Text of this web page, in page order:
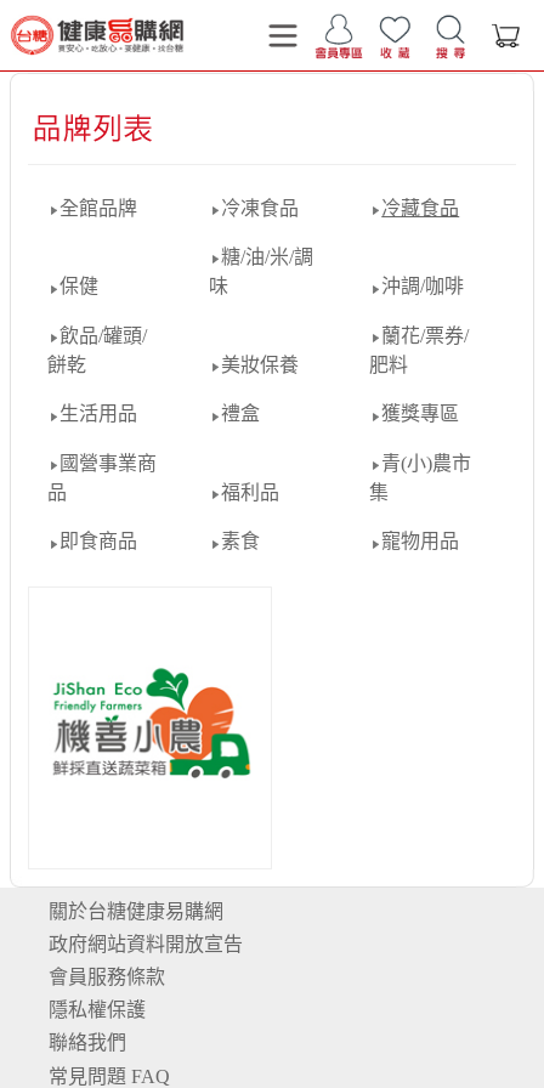
全館品牌 冷凍食品 冷藏食品
保健
糖/油/米/調
味
沖調/咖啡
飲品/罐頭/
餅乾
美妝保養
蘭花/票券/
肥料
生活用品 禮盒 獲獎專區
國營事業商
品
福利品
青(小)農市
集
即食商品 素食 寵物用品
關於台糖健康易購網
政府網站資料開放宣告
會員服務條款
隱私權保護
聯絡我們
常見問題 FAQ